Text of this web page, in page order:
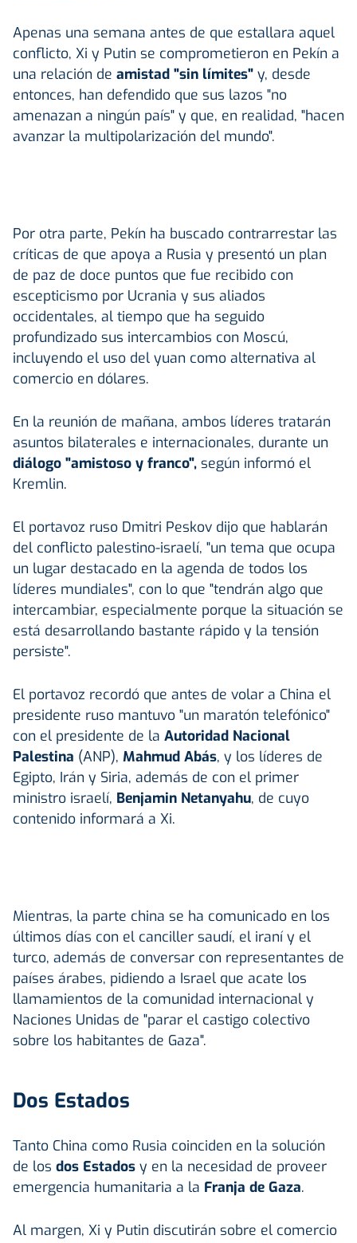
Apenas una semana antes de que estallara aquel
conflicto, Xi y Putin se comprometieron en Pekín a
una relación de amistad "sin límites" y, desde
entonces, han defendido que sus lazos "no
amenazan a ningún país" y que, en realidad, "hacen
avanzar la multipolarización del mundo".
Por otra parte, Pekín ha buscado contrarrestar las
críticas de que apoya a Rusia y presentó un plan
de paz de doce puntos que fue recibido con
escepticismo por Ucrania y sus aliados
occidentales, al tiempo que ha seguido
profundizado sus intercambios con Moscú,
incluyendo el uso del yuan como alternativa al
comercio en dólares.
En la reunión de mañana, ambos líderes tratarán
asuntos bilaterales e internacionales, durante un
diálogo "amistoso y franco", según informó el
Kremlin.
El portavoz ruso Dmitri Peskov dijo que hablarán
del conflicto palestino-israelí, "un tema que ocupa
un lugar destacado en la agenda de todos los
líderes mundiales", con lo que "tendrán algo que
intercambiar, especialmente porque la situación se
está desarrollando bastante rápido y la tensión
persiste".
El portavoz recordó que antes de volar a China el
presidente ruso mantuvo "un maratón telefónico"
con el presidente de la Autoridad Nacional
Palestina (ANP), Mahmud Abás, y los líderes de
Egipto, Irán y Siria, además de con el primer
ministro israelí, Benjamin Netanyahu, de cuyo
contenido informará a Xi.
Mientras, la parte china se ha comunicado en los
últimos días con el canciller saudí, el iraní y el
turco, además de conversar con representantes de
países árabes, pidiendo a Israel que acate los
llamamientos de la comunidad internacional y
Naciones Unidas de "parar el castigo colectivo
sobre los habitantes de Gaza".
Dos Estados
Tanto China como Rusia coinciden en la solución
de los dos Estados y en la necesidad de proveer
emergencia humanitaria a la Franja de Gaza.
Al margen, Xi y Putin discutirán sobre el comercio